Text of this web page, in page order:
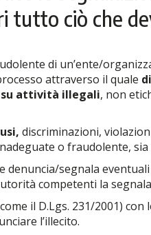
tutto ciò che
di un’ente/
attraverso il quale
attività illegali, non
discriminazioni,
o fraudolente, sia
denuncia/segnala eventuali
competenti la
il D.Lgs. 231/2001) con
l’illecito.